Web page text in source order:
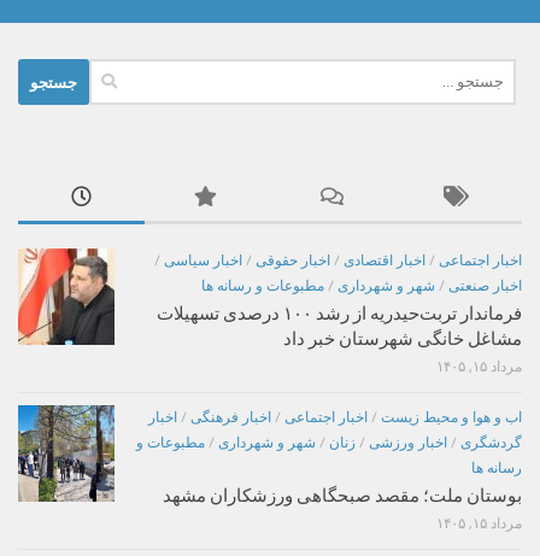
برای:
اخبار اجتماعی / اخبار اقتصادی / اخبار حقوقی / اخبار سیاسی /
اخبار صنعتی / شهر و شهرداری / مطبوعات و رسانه ها
فرماندار تربت‌حیدریه از رشد ۱۰۰ درصدی تسهیلات
مشاغل خانگی شهرستان خبر داد
مرداد ۱۵, ۱۴۰۵
اب و هوا و محیط زیست / اخبار اجتماعی / اخبار فرهنگی / اخبار
گردشگری / اخبار ورزشی / زنان / شهر و شهرداری / مطبوعات و
رسانه ها
بوستان ملت؛ مقصد صبحگاهی ورزشکاران مشهد
مرداد ۱۵, ۱۴۰۵